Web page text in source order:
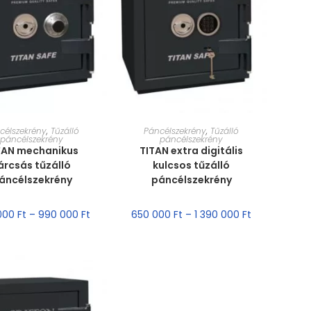
VÁLASZTÁSA
, Tűzálló
páncélszekrény
mechanikus
tűzálló
Ft – 990 000 Ft
MÉRET VÁLASZTÁSA
Páncélszekrény, Tűzálló
páncélszekrény
TITAN extra digitális
kulcsos tűzálló
páncélszekrény
650 000Ft –1 390 000Ft